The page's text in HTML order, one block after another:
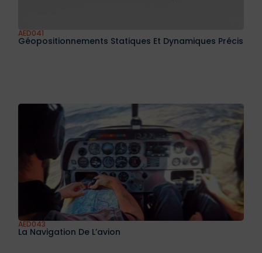
AED041
Géopositionnements Statiques Et Dynamiques Précis
AED043
La Navigation De L’avion